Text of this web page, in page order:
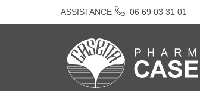
ASSISTANCE 06 69 03 31 01